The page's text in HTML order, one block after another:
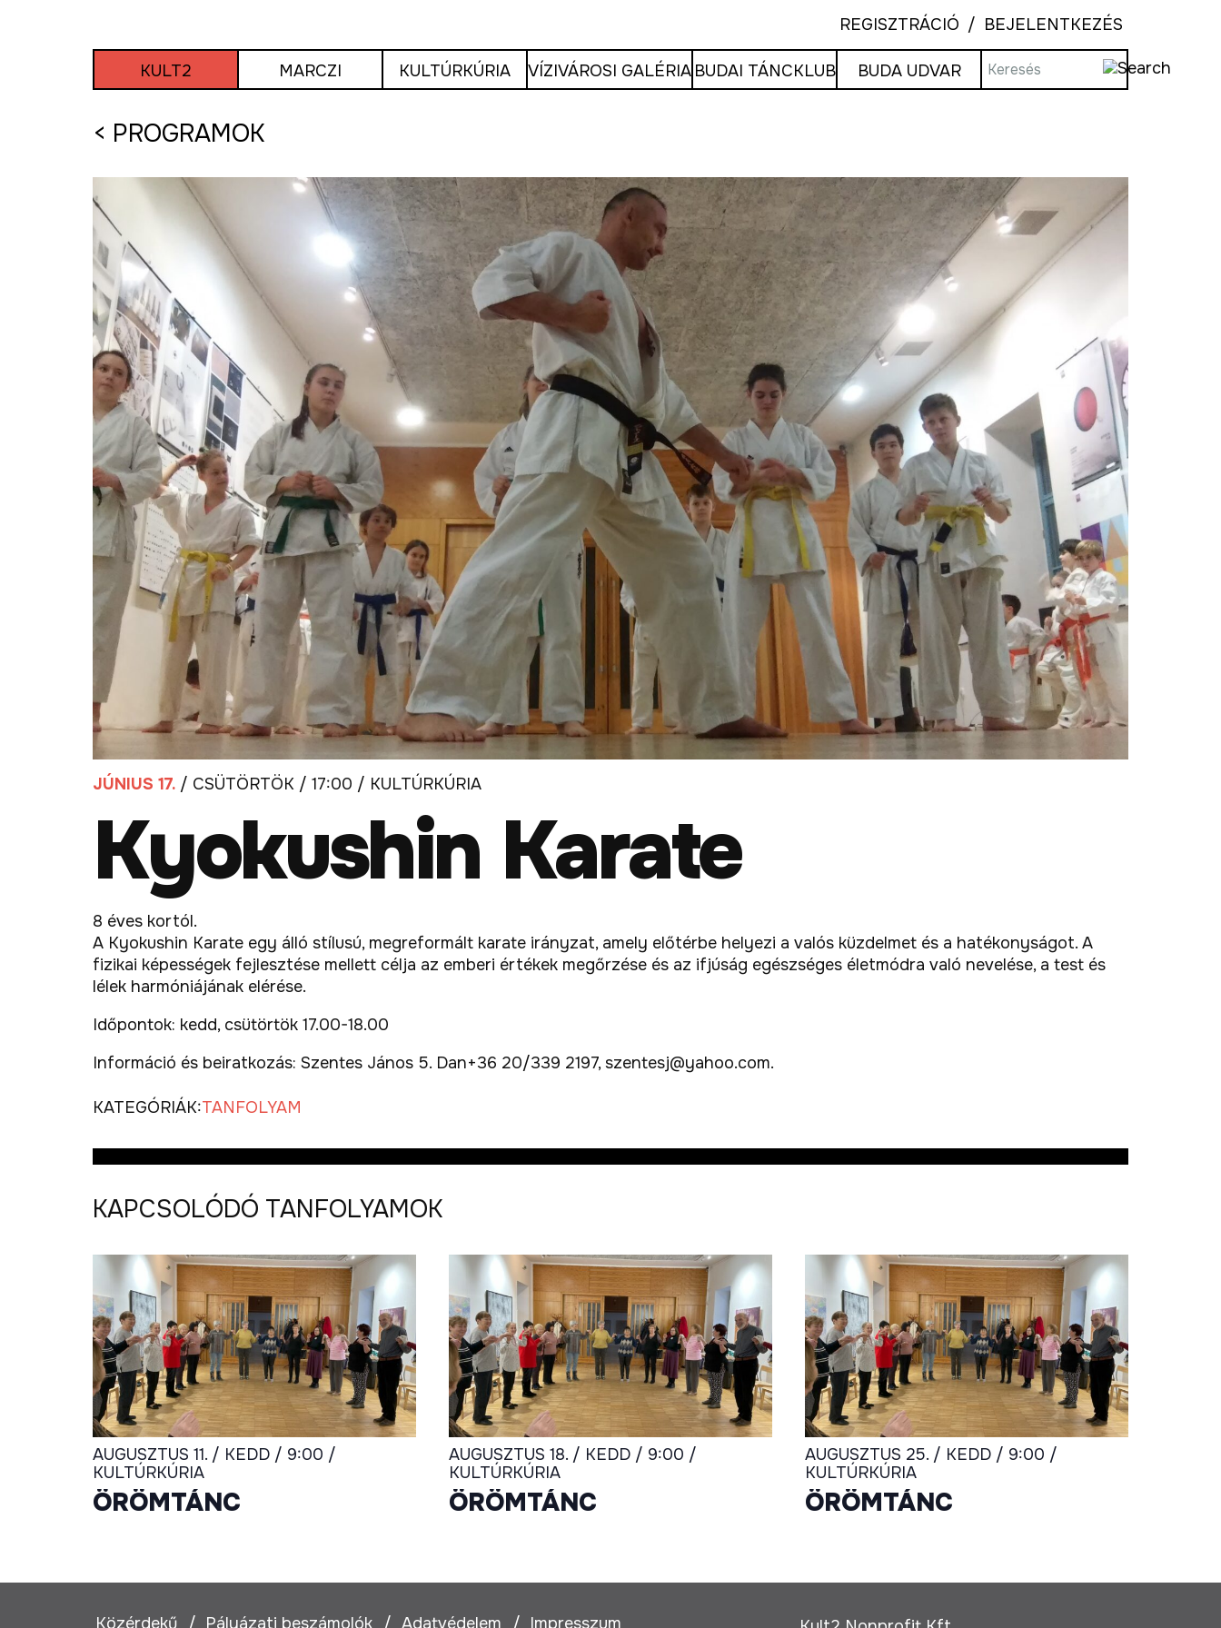
REGISZTRÁCIÓ BEJELENTKEZÉS
KULT2 MARCZI KULTÚRKÚRIA VÍZIVÁROSI GALÉRIA BUDAI TÁNCKLUB BUDA UDVAR
< PROGRAMOK
JÚNIUS 17. / CSÜTÖRTÖK / 17:00 / KULTÚRKÚRIA
Kyokushin Karate
8 éves kortól.
A Kyokushin Karate egy álló stílusú, megreformált karate irányzat, amely előtérbe helyezi a valós küzdelmet és a hatékonyságot. A
fizikai képességek fejlesztése mellett célja az emberi értékek megőrzése és az ifjúság egészséges életmódra való nevelése, a test és
lélek harmóniájának elérése.
Időpontok: kedd, csütörtök 17.00-18.00
Információ és beiratkozás: Szentes János 5. Dan+36 20/339 2197, szentesj@yahoo.com.
KATEGÓRIÁK:TANFOLYAM
KAPCSOLÓDÓ TANFOLYAMOK
AUGUSZTUS 11. / KEDD / 9:00 /
KULTÚRKÚRIA
ÖRÖMTÁNC
AUGUSZTUS 18. / KEDD / 9:00 /
KULTÚRKÚRIA
ÖRÖMTÁNC
AUGUSZTUS 25. / KEDD / 9:00 /
KULTÚRKÚRIA
ÖRÖMTÁNC
Közérdekű Pályázati beszámolók Adatvédelem Impresszum